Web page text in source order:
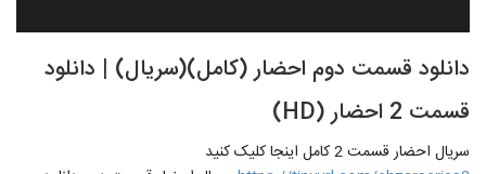
دانلود قسمت دوم احضار (کامل)(سریال) | دانلود
قسمت 2 احضار (HD)
سریال احضار قسمت 2 کامل اینجا کلیک کنید